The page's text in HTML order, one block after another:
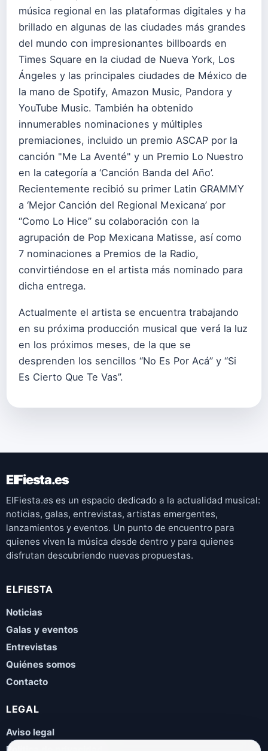
música regional en las plataformas digitales y ha
brillado en algunas de las ciudades más grandes
del mundo con impresionantes billboards en
Times Square en la ciudad de Nueva York, Los
Ángeles y las principales ciudades de México de
la mano de Spotify, Amazon Music, Pandora y
YouTube Music. También ha obtenido
innumerables nominaciones y múltiples
premiaciones, incluido un premio ASCAP por la
canción "Me La Aventé" y un Premio Lo Nuestro
en la categoría a ‘Canción Banda del Año’.
Recientemente recibió su primer Latin GRAMMY
a ‘Mejor Canción del Regional Mexicana’ por
“Como Lo Hice” su colaboración con la
agrupación de Pop Mexicana Matisse, así como
7 nominaciones a Premios de la Radio,
convirtiéndose en el artista más nominado para
dicha entrega.
Actualmente el artista se encuentra trabajando
en su próxima producción musical que verá la luz
en los próximos meses, de la que se
desprenden los sencillos “No Es Por Acá” y “Si
Es Cierto Que Te Vas”.
ElFiesta.es
ElFiesta.es es un espacio dedicado a la actualidad musical:
noticias, galas, entrevistas, artistas emergentes,
lanzamientos y eventos. Un punto de encuentro para
quienes viven la música desde dentro y para quienes
disfrutan descubriendo nuevas propuestas.
ELFIESTA
Noticias
Galas y eventos
Entrevistas
Quiénes somos
Contacto
LEGAL
Aviso legal